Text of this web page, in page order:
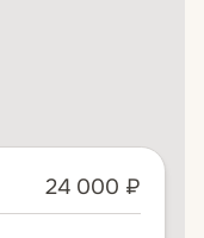
24 000 ₽